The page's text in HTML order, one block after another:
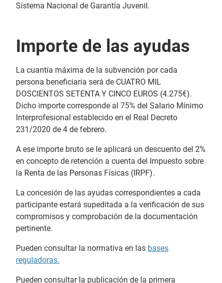
Sistema Nacional de Garantía Juvenil.
Importe de las ayudas
La cuantía máxima de la subvención por cada
persona beneficiaria será de CUATRO MIL
DOSCIENTOS SETENTA Y CINCO EUROS (4.275€).
Dicho importe corresponde al 75% del Salario Mínimo
Interprofesional establecido en el Real Decreto
231/2020 de 4 de febrero.
A ese importe bruto se le aplicará un descuento del 2%
en concepto de retención a cuenta del Impuesto sobre
la Renta de las Personas Físicas (IRPF).
La concesión de las ayudas correspondientes a cada
participante estará supeditada a la verificación de sus
compromisos y comprobación de la documentación
pertinente.
Pueden consultar la normativa en las bases
reguladoras.
Pueden consultar la publicación de la primera